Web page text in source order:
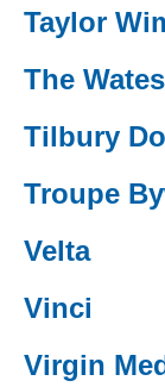
Taylor
The
Tilbury
Troupe
Velta
Vinci
Virgin